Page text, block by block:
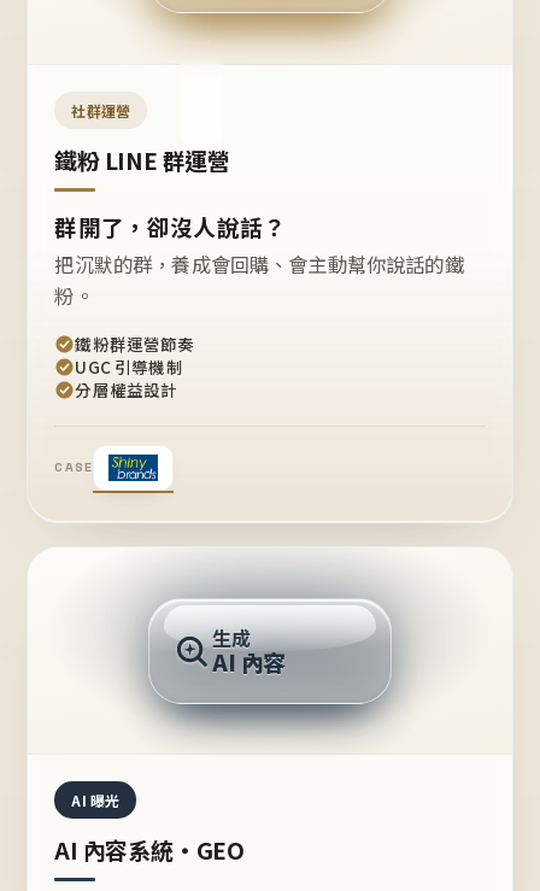
開團
嗎？
社群運營
鐵粉 LINE 群運營
群開了，卻沒人說話？
把沉默的群，養成會回購、會主動幫你說話的鐵
粉。
鐵粉群運營節奏
UGC 引導機制
分層權益設計
CASE
推薦的台灣品牌？
生成
AI 內容
AI 曝光
AI 內容系統・GEO